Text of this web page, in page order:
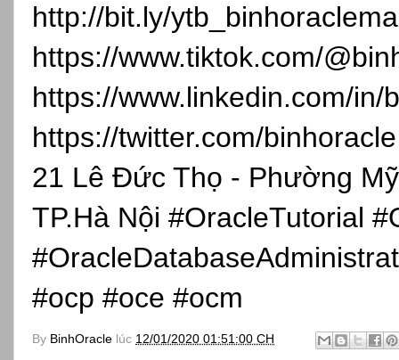
http://bit.ly/
https://www.tiktok.com/
https://www.linkedin.com/in/
https://twitter.com/
21 Lê Đức Thọ - Phường
TP.Hà Nội #OracleTutorial
#ocp #oce #ocm
By BinhOracle lúc 12/01/2020 01:51:00 CH